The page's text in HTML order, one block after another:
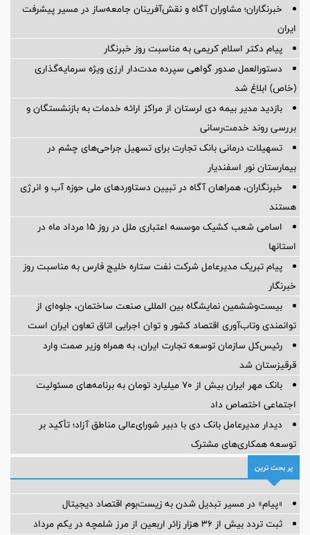
خبرنگاران؛ مشاوران آگاه و نقش‌آفرینان جامعه‌ساز در مسیر پیشرفت
ایران
پیام دکتر اسلام کریمی به مناسبت روز خبرنگار
دستورالعمل صدور گواهی سپرده مدت‌دار ارزی ویژه سرمایه‌گذاری
(خاص) ابلاغ شد
بازدید مدیر بیمه دی لرستان از مراکز ارائه خدمات به بازنشستگان و
بررسی روند خدمت‌رسانی
تسهیلات درمانی بانک تجارت برای تسهیل جراحی‌های چشم در
بیمارستان نور اسفندیار
خبرنگاران، همراهان آگاه در تبیین دستاوردهای ملی حوزه آب و انرژی
هستند
اسامی شعب کشیک موسسه اعتباری ملل در روز 15 مرداد ماه در
استانها
پیام تبریک مدیرعامل شرکت نفت ستاره خلیج فارس به مناسبت روز
خبرنگار
بیست‌وششمین نمایشگاه بین المللی صنعت ساختمان، جلوه‌ای از
توانمندی وتاب‌آوری اقتصاد کشور و توان اجرایی اتاق تعاون ایران است
رئیس‌کل سازمان توسعه تجارت ایران، به همراه وزیر صمت وارد
قرقیزستان شد
بانک مهر ایران بیش از ۷۰ میلیارد تومان به برنامه‌های مسئولیت
اجتماعی اختصاص داد
دیدار مدیرعامل بانک دی با دبیر شورای‌عالی مناطق آزاد؛ تأکید بر
توسعه همکاری‌های مشترک
پر بحث ترین
«پیام» در مسیر تبدیل شدن به زیست‌بوم اقتصاد دیجیتال
ثبت تردد بیش از ۳۶ هزار زائر اربعین از مرز شلمچه در یکم مرداد